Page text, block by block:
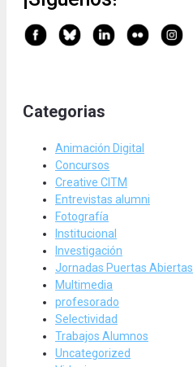
Categorias
Animación Digital
Concursos
Creative CITM
Entrevistas alumni
Fotografía
Institucional
Investigación
Jornadas Puertas Abiertas
Multimedia
profesorado
Selectividad
Trabajos Alumnos
Uncategorized